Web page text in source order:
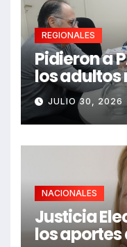
REGIONALES
Pidieron a
los adultos
JULIO 30, 2026
NACIONALES
Justicia
los aportes